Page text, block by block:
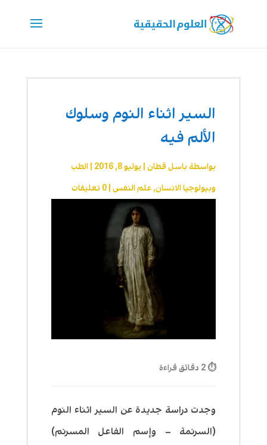
السير اثناء النوم وسلوك
الألم فيه
بواسطةباسل قطان| يوليو 8, 2016
الطب
وبيولوجيا الانسان, علم النفس| 0 تعليقات
⏱ 2 دقائق قراءة
وجدت دراسة جديدة عن السير اثناء النوم
(السرنمة – وإسم الفاعل المسرنم)